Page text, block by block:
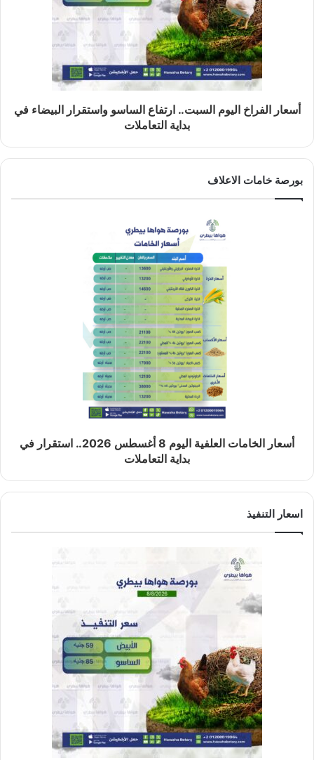
أسعار الفراخ اليوم السبت.. ارتفاع الساسو واستقرار البيضاء في
بداية التعاملات
بورصة خامات الاعلاف
أسعار الخامات العلفية اليوم 8 أغسطس 2026.. استقرار في
بداية التعاملات
اسعار التنفيذ